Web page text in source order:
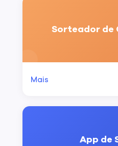
Sorteador de
Mais
App de